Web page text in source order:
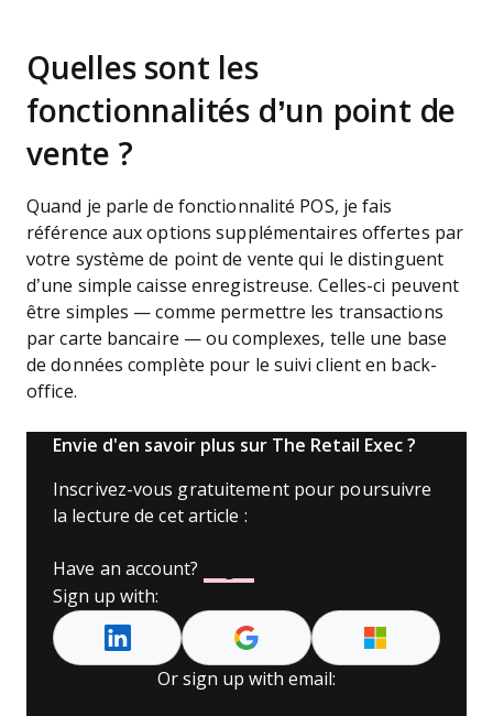
Quelles sont les
fonctionnalités d’un point de
vente ?
Quand je parle de fonctionnalité POS, je fais
référence aux options supplémentaires offertes par
votre système de point de vente qui le distinguent
d’une simple caisse enregistreuse. Celles-ci peuvent
être simples — comme permettre les transactions
par carte bancaire — ou complexes, telle une base
de données complète pour le suivi client en back-
office.
Envie d'en savoir plus sur The Retail Exec ?
Inscrivez-vous gratuitement pour poursuivre
la lecture de cet article :
Have an account?
Sign up with:
Or sign up with email: